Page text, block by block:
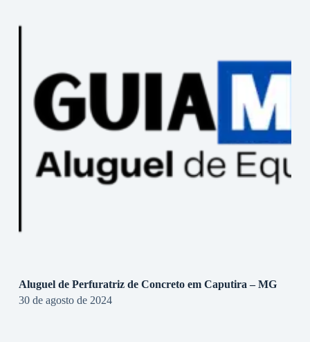
Aluguel de Perfuratriz de Concreto em Caputira – MG
30 de agosto de 2024